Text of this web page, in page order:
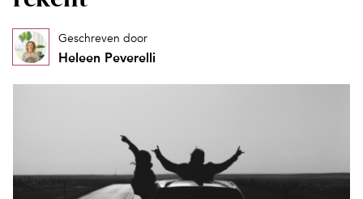
Geschreven door
Heleen Peverelli